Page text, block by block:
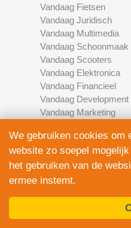
Vandaag Fietsen
Vandaag Juridisch
Vandaag Multimedia
Vandaag Schoonmaak
Vandaag Scooters
Vandaag Elektronica
Vandaag Financieel
Vandaag Development
Vandaag Marketing
Algemene
We gebruiken cookies om
website zo soepel
het gebruiken van de
ermee instemt.